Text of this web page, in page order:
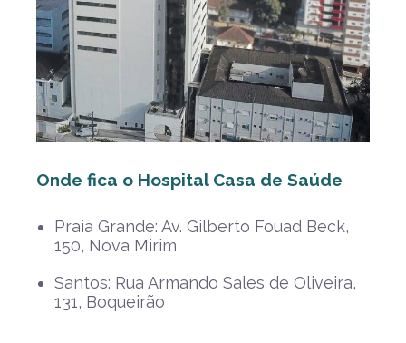
Onde fica o Hospital Casa de Saúde
Praia Grande: Av. Gilberto Fouad Beck,
150, Nova Mirim
Santos: Rua Armando Sales de Oliveira,
131, Boqueirão